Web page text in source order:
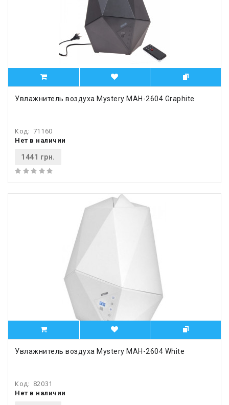
Увлажнитель воздуха Mystery MAH-2604 Graphite
Код: 71160
Нет в наличии
1441 грн.
Увлажнитель воздуха Mystery MAH-2604 White
Код: 82031
Нет в наличии